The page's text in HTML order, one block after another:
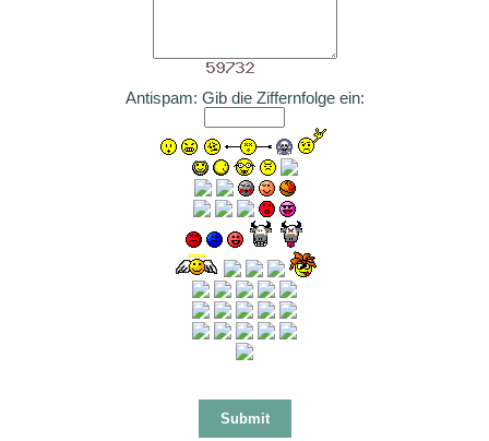
Antispam: Gib die Ziffernfolge ein: